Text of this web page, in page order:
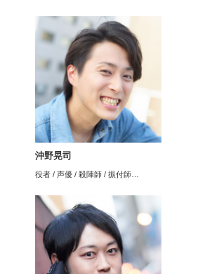
沖野晃司
役者 / 声優 / 殺陣師 / 振付師…